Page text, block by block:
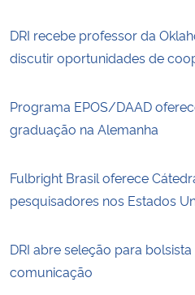
DRI recebe professor da
discutir oportunidades de
Programa EPOS/DAAD
graduação na Alemanha
Fulbright Brasil oferece
pesquisadores nos Estados
DRI abre seleção para
comunicação